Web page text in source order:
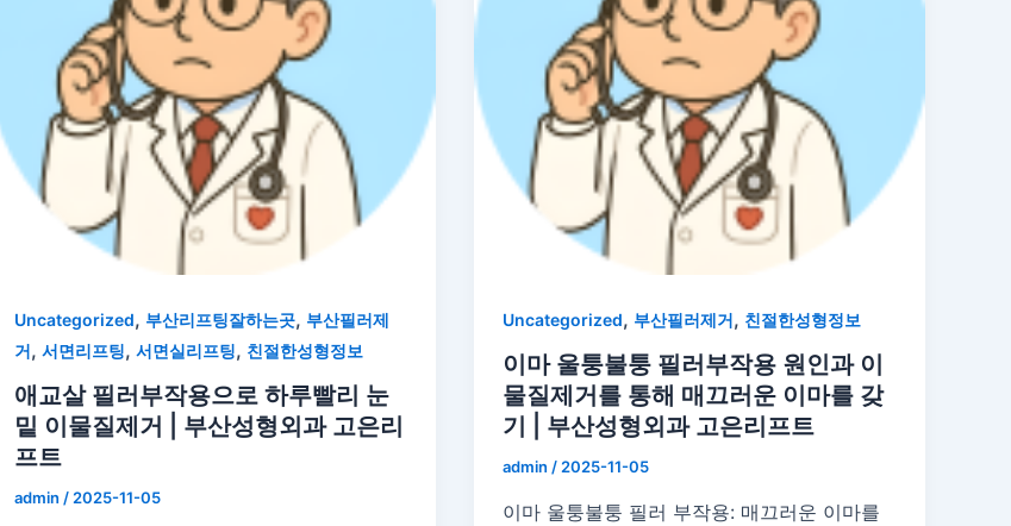
Uncategorized, 부산리프팅잘하는곳, 부산필러제
거, 서면리프팅, 서면실리프팅, 친절한성형정보
애교살 필러부작용으로 하루빨리 눈
밑 이물질제거 | 부산성형외과 고은리
프트
admin /2025-11-05
Uncategorized, 부산필러제거, 친절한성형정보
이마 울퉁불퉁 필러부작용 원인과 이
물질제거를 통해 매끄러운 이마를 갖
기 | 부산성형외과 고은리프트
admin/2025-11-05
이마 울퉁불퉁 필러 부작용: 매끄러운 이마를